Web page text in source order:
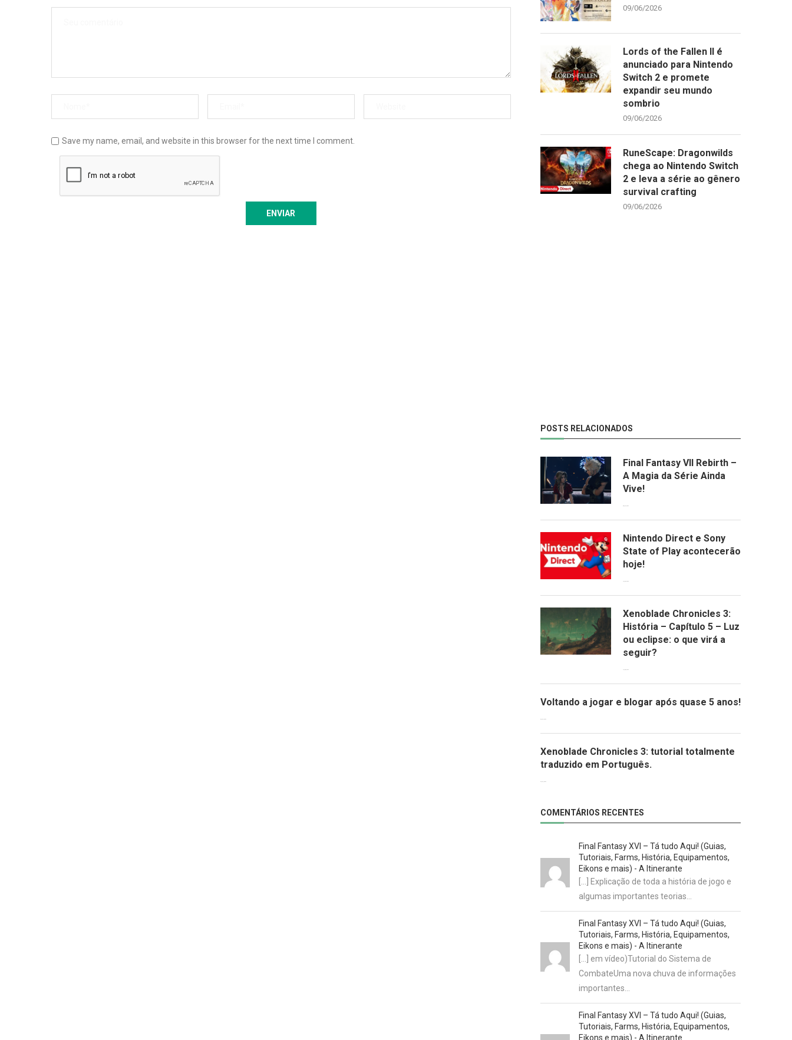
Save my name, email, and website in this browser for the next time I comment.
09/06/2026
Lords of the Fallen II é
anunciado para Nintendo
Switch 2 e promete
expandir seu mundo
sombrio
09/06/2026
RuneScape: Dragonwilds
chega ao Nintendo Switch
2 e leva a série ao gênero
survival crafting
09/06/2026
POSTS RELACIONADOS
Final Fantasy VII Rebirth –
A Magia da Série Ainda
Vive!
Nintendo Direct e Sony
State of Play acontecerão
hoje!
Xenoblade Chronicles 3:
História – Capítulo 5 – Luz
ou eclipse: o que virá a
seguir?
Voltando a jogar e blogar após quase 5 anos!
Xenoblade Chronicles 3: tutorial totalmente
traduzido em Português.
COMENTÁRIOS RECENTES
Final Fantasy XVI – Tá tudo Aqui! (Guias,
Tutoriais, Farms, História, Equipamentos,
Eikons e mais) - A Itinerante
[…] Explicação de toda a história de jogo e
algumas importantes teorias…
Final Fantasy XVI – Tá tudo Aqui! (Guias,
Tutoriais, Farms, História, Equipamentos,
Eikons e mais) - A Itinerante
[…] em vídeo)Tutorial do Sistema de
CombateUma nova chuva de informações
importantes…
Final Fantasy XVI – Tá tudo Aqui! (Guias,
Tutoriais, Farms, História, Equipamentos,
Eikons e mais) - A Itinerante